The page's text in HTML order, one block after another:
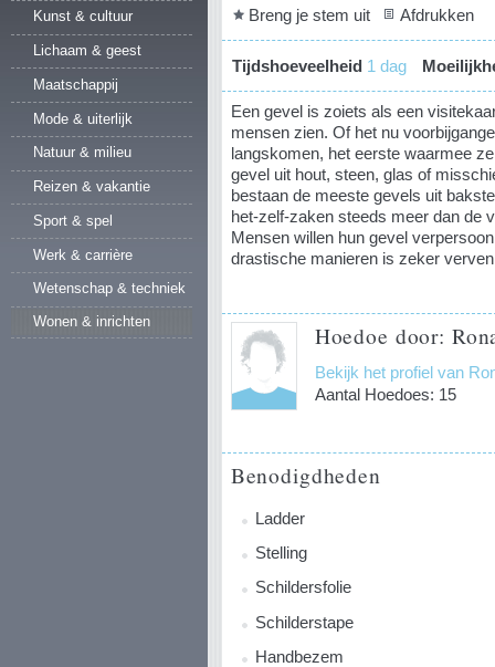
Kunst & cultuur
Lichaam & geest
Maatschappij
Mode & uiterlijk
Natuur & milieu
Reizen & vakantie
Sport & spel
Werk & carrière
Wetenschap & techniek
Wonen & inrichten
Document
Breng je stem uit Afdrukken
Tijdshoeveelheid 1 dag
Een gevel is zoiets als een
mensen zien. Of het nu
langskomen, het eerste waarmee
gevel uit hout, steen, glas of
bestaan de meeste gevels uit
het-zelf-zaken steeds meer dan de
Mensen willen hun gevel
drastische manieren is zeker
Hoedoe door:
Bekijk het profiel van
Aantal Hoedoes: 15
Benodigdheden
Ladder
Stelling
Schildersfolie
Schilderstape
Handbezem